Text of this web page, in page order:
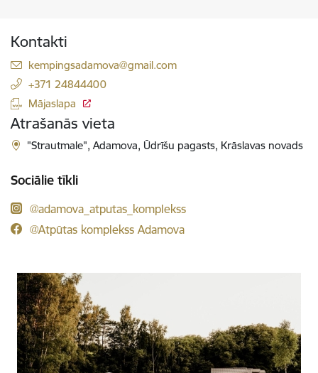
Kontakti
E-pasts:
kempingsadamova@gmail.com
+371 24844400
Mājaslapa
Atrašanās vieta
"Strautmale", Adamova, Ūdrīšu pagasts, Krāslavas novads
Sociālie tīkli
@adamova_atputas_komplekss
@Atpūtas komplekss Adamova